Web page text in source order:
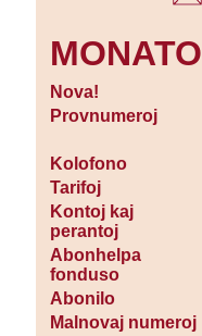
MONATO
Nova!
Provnumeroj
Kolofono
Tarifoj
Kontoj kaj
perantoj
Abonhelpa
fonduso
Abonilo
Malnovaj numeroj